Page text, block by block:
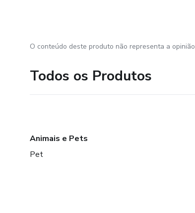
O conteúdo deste produto não representa a
Todos os Produtos
Animais e Pets
Pet